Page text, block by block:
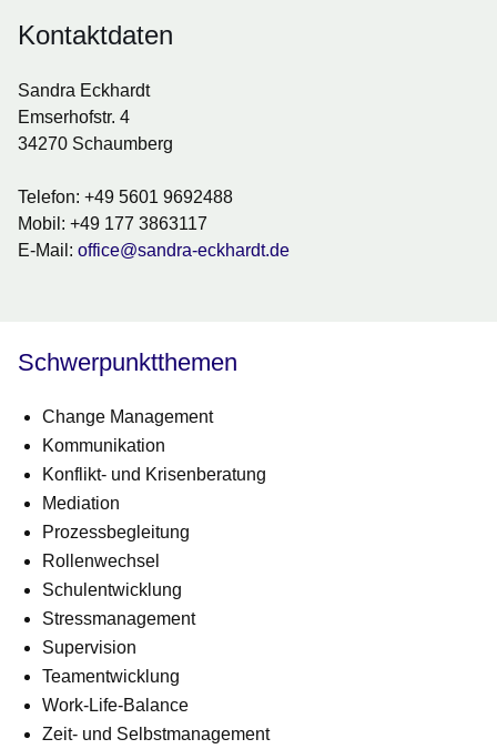
Kontaktdaten
Sandra Eckhardt
Emserhofstr. 4
34270 Schaumberg
Telefon: +49 5601 9692488
Mobil: +49 177 3863117
E-Mail: office@sandra-eckhardt.de
Schwerpunktthemen
Change Management
Kommunikation
Konflikt- und Krisenberatung
Mediation
Prozessbegleitung
Rollenwechsel
Schulentwicklung
Stressmanagement
Supervision
Teamentwicklung
Work-Life-Balance
Zeit- und Selbstmanagement